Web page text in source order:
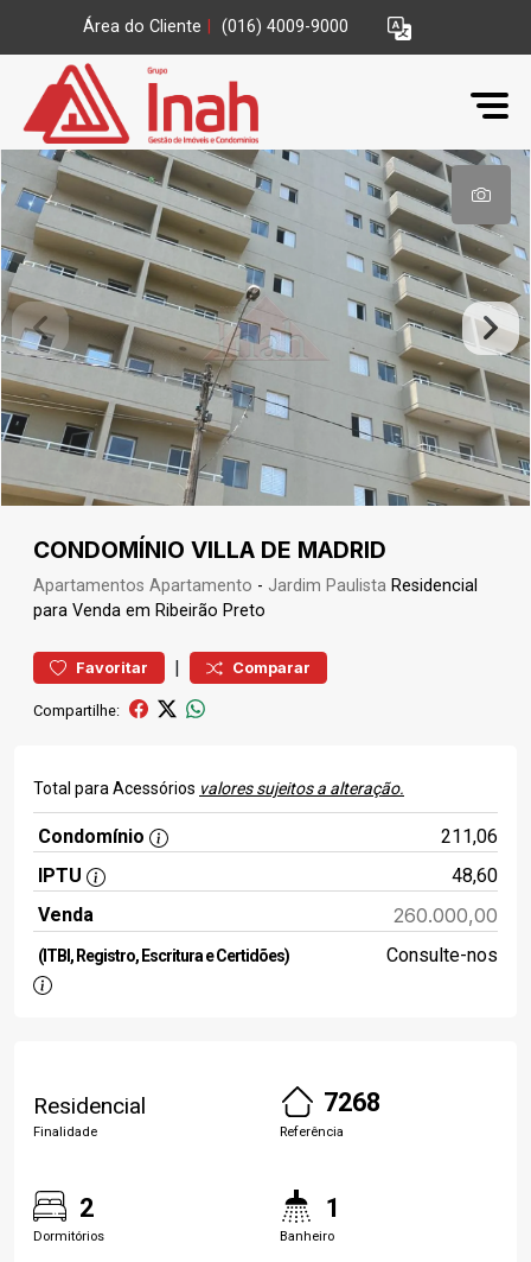
Área do Cliente (016) 4009-9000
CONDOMÍNIO VILLA DE MADRID
Apartamentos Apartamento - Jardim Paulista Residencial
para Venda em Ribeirão Preto
Favoritar | Comparar
Compartilhe:
Total para Acessórios valores sujeitos a alteração.
Condomínio
211,06
IPTU
48,60
Venda
260.000,00
(ITBI, Registro, Escritura e Certidões) Consulte-nos
Residencial
Finalidade
7268
Referência
2
Dormitórios
1
Banheiro